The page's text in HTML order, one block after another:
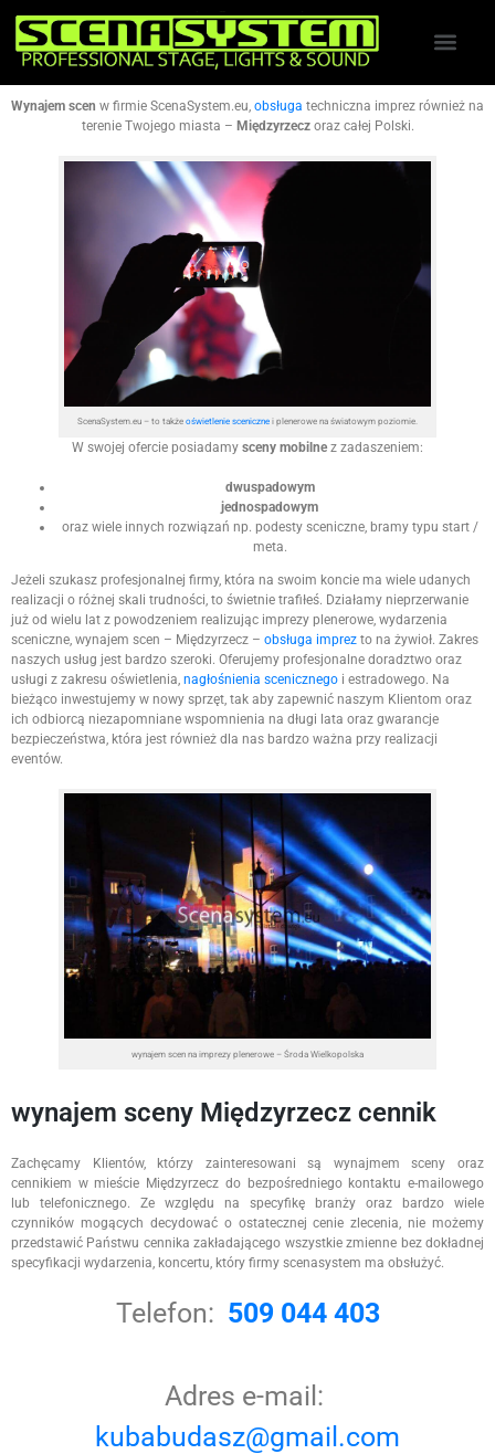
Wynajem scen w firmie ScenaSystem.eu, obsługa techniczna imprez również na
terenie Twojego miasta – Międzyrzecz oraz całej Polski.
ScenaSystem.eu – to także oświetlenie scenicznei plenerowe na światowym poziomie.
W swojej ofercie posiadamy sceny mobilne z zadaszeniem:
dwuspadowym
jednospadowym
oraz wiele innych rozwiązań np. podesty sceniczne, bramy typu start /
meta.
Jeżeli szukasz profesjonalnej firmy, która na swoim koncie ma wiele udanych
realizacji o różnej skali trudności, to świetnie trafiłeś. Działamy nieprzerwanie
już od wielu lat z powodzeniem realizując imprezy plenerowe, wydarzenia
sceniczne, wynajem scen – Międzyrzecz – obsługa imprez to na żywioł. Zakres
naszych usług jest bardzo szeroki. Oferujemy profesjonalne doradztwo oraz
usługi z zakresu oświetlenia, nagłośnienia scenicznego i estradowego. Na
bieżąco inwestujemy w nowy sprzęt, tak aby zapewnić naszym Klientom oraz
ich odbiorcą niezapomniane wspomnienia na długi lata oraz gwarancje
bezpieczeństwa, która jest również dla nas bardzo ważna przy realizacji
eventów.
wynajem scen na imprezy plenerowe – Środa Wielkopolska
wynajem sceny Międzyrzecz cennik
Zachęcamy Klientów, którzy zainteresowani są wynajmem sceny oraz
cennikiem w mieście Międzyrzecz do bezpośredniego kontaktu e-mailowego
lub telefonicznego. Ze względu na specyfikę branży oraz bardzo wiele
czynników mogących decydować o ostatecznej cenie zlecenia, nie możemy
przedstawić Państwu cennika zakładającego wszystkie zmienne bez dokładnej
specyfikacji wydarzenia, koncertu, który firmy scenasystem ma obsłużyć.
Telefon: 509 044 403
Adres e-mail:
kubabudasz@gmail.com